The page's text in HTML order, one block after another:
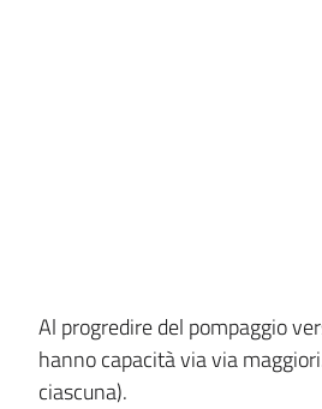
Al progredire del pompaggio
hanno capacità via via
ciascuna).